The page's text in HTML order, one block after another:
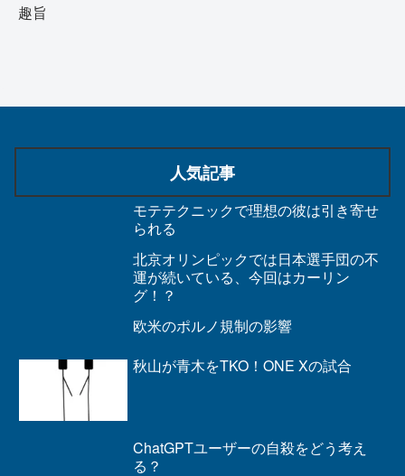
趣旨
人気記事
モテテクニックで理想の彼は引き寄せ
られる
北京オリンピックでは日本選手団の不
運が続いている、今回はカーリン
グ！？
欧米のポルノ規制の影響
秋山が青木をTKO！ONE Xの試合
ChatGPTユーザーの自殺をどう考え
る？